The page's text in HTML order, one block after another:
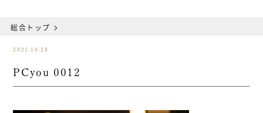
総合トップ
2021.10.28
PCyou 0012